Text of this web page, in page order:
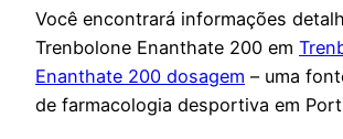
Você encontrará informações
Trenbolone Enanthate 200 em
Enanthate 200 dosagem – uma
de farmacologia desportiva em